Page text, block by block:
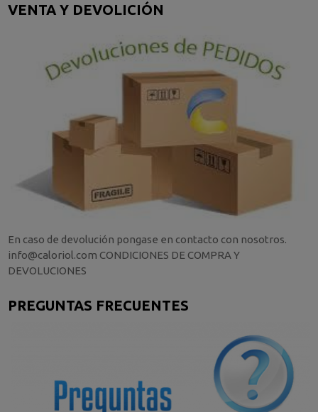
VENTA Y DEVOLICIÓN
En caso de devolución pongase en contacto con nosotros.
info@caloriol.com CONDICIONES DE COMPRA Y
DEVOLUCIONES
PREGUNTAS FRECUENTES